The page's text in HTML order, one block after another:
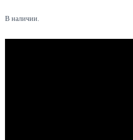
В наличии.